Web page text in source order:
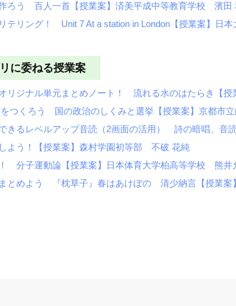
う 百人一首【授業案】済美平成中等教育学校 濱田
リング！ Unit 7 At a station in London【授業案】日
に委ねる授業案
ジナル単元まとめノート！ 流れる水のはたらき【
くろう 国の政治のしくみと選挙【授業案】京都市
るレベルアップ音読（2画面の活用） 詩の暗唱、音
う！【授業案】森村学園初等部 不破 花純
分子運動論【授業案】日本体育大学柏高等学校 熊井
めよう 『枕草子』春はあけぼの 清少納言【授業案